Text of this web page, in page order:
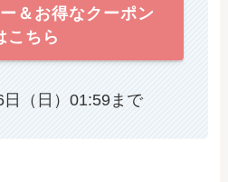
＆お得なクーポン
こちら
（日）01:59まで